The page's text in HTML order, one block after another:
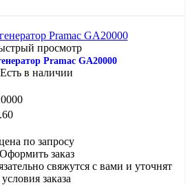
просмотр
Pramac GA20000
Есть в наличии
по запросу
Оформить заказ
свяжутся с вами и уточнят
условия заказа